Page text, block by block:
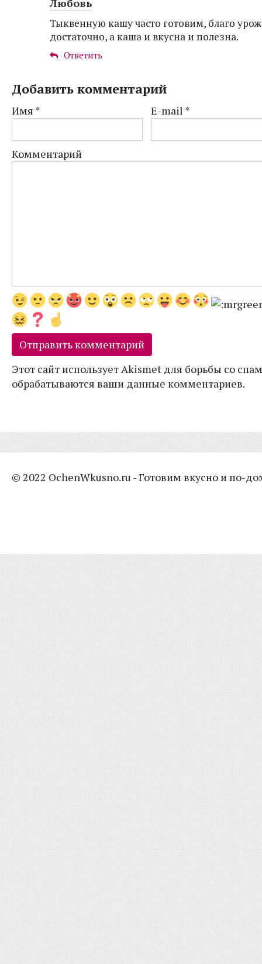
Любовь
Тыквенную кашу часто готовим, благо
достаточно, а каша и вкусна и полезна.
Ответить
Добавить комментарий
Имя * E-mail *
Комментарий
Этот сайт использует Akismet для борьбы со
обрабатываются ваши данные комментариев.
© 2022 OchenWkusno.ru - Готовим вкусно и по-